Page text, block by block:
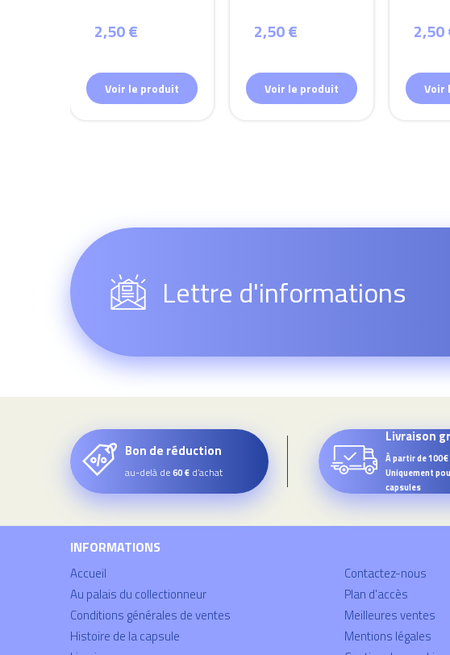
2,50 €
Voir le produit
2,50 €
Voir le produit
2,50
Voir
Lettre d'informations
Bon de réduction
au-delà de60 € d’achat
Livraison
À partir de
Uniquement
capsules
INFORMATIONS
Accueil
Au palais du collectionneur
Conditions générales de ventes
Histoire de la capsule
Contactez-nous
Plan d'accès
Meilleures ventes
Mentions légales